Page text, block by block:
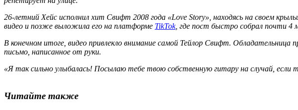
26-летний Хейс исполнил хит Свифт 2008 года «Love Story», находясь на своем
видео и позже выложила его на платформе TikTok, где пост быстро собрал почти 4
В конечном итоге, видео привлекло внимание самой Тейлор Свифт.
письмо, написанное от руки.
«Я так сильно улыбалась! Посылаю тебе твою собственную гитару на случай, если
Читайте также